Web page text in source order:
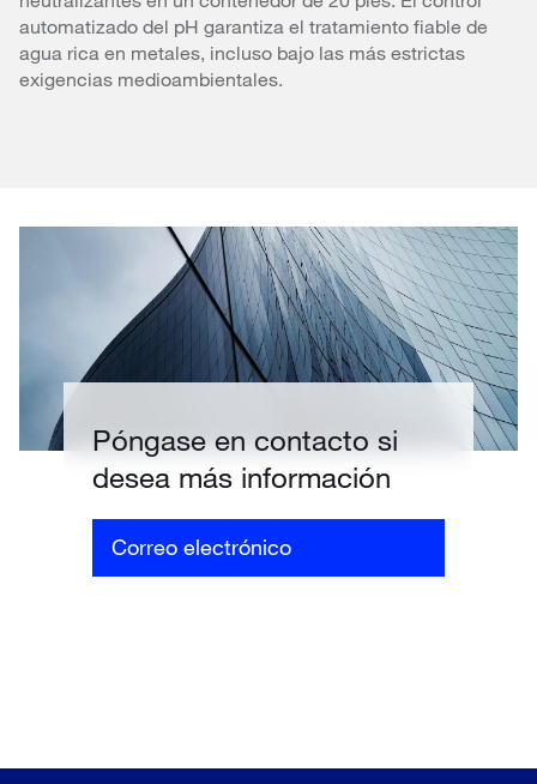
automatizado del pH garantiza el tratamiento fiable de
agua rica en metales, incluso bajo las más estrictas
exigencias medioambientales.
Póngase en contacto si
desea más información
Correo electrónico